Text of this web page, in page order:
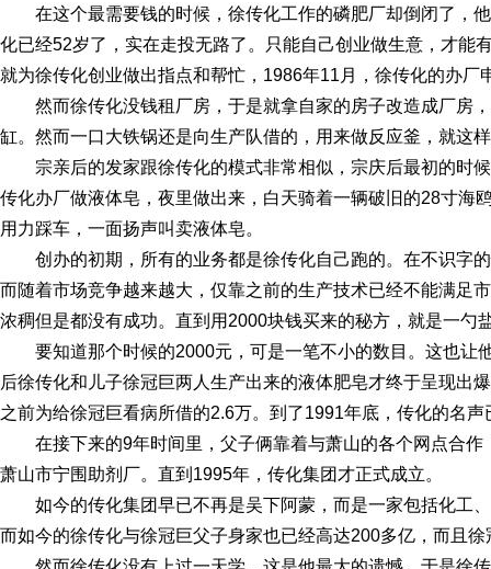
在这个最需要钱的时候，徐传化工作的磷肥厂却倒闭了，
化已经52岁了，实在走投无路了。只能自己创业做生意，才能
就为徐传化创业做出指点和帮忙，1986年11月，徐传化的办厂
然而徐传化没钱租厂房，于是就拿自家的房子改造成厂房
缸。然而一口大铁锅还是向生产队借的，用来做反应釜，就这
宗亲后的发家跟徐传化的模式非常相似，宗庆后最初的时
传化办厂做液体皂，夜里做出来，白天骑着一辆破旧的28寸海
用力踩车，一面扬声叫卖液体皂。
创办的初期，所有的业务都是徐传化自己跑的。在不识字
而随着市场竞争越来越大，仅靠之前的生产技术已经不能满足
浓稠但是都没有成功。直到用2000块钱买来的秘方，就是一勺
要知道那个时候的2000元，可是一笔不小的数目。这也让
后徐传化和儿子徐冠巨两人生产出来的液体肥皂才终于呈现出
之前为给徐冠巨看病所借的2.6万。到了1991年底，传化的名
在接下来的9年时间里，父子俩靠着与萧山的各个网点合
萧山市宁围助剂厂。直到1995年，传化集团才正式成立。
如今的传化集团早已不再是吴下阿蒙，而是一家包括化工
而如今的徐传化与徐冠巨父子身家也已经高达200多亿，而且